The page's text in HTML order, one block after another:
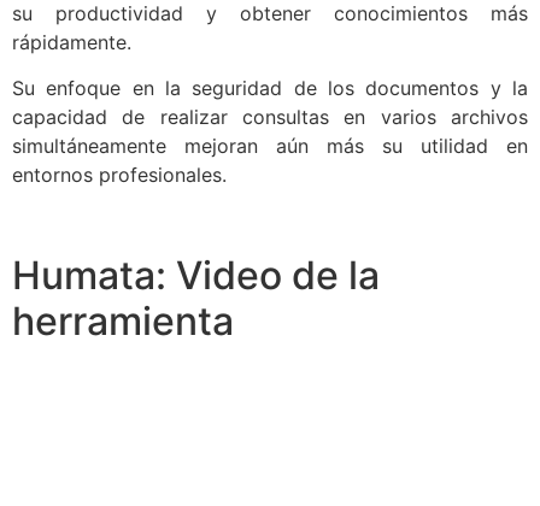
su productividad y obtener conocimientos más
rápidamente.
Su enfoque en la seguridad de los documentos y la
capacidad de realizar consultas en varios archivos
simultáneamente mejoran aún más su utilidad en
entornos profesionales.
Humata: Video de la
herramienta